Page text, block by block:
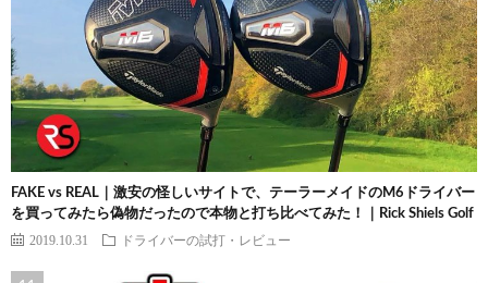
FAKE vs REAL｜激安の怪しいサイトで、テーラーメイドのM6ドライバー
を買ってみたら偽物だったので本物と打ち比べてみた！｜Rick Shiels Golf
2019.10.31 ドライバーの試打・レビュー